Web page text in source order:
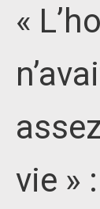
«
vie »